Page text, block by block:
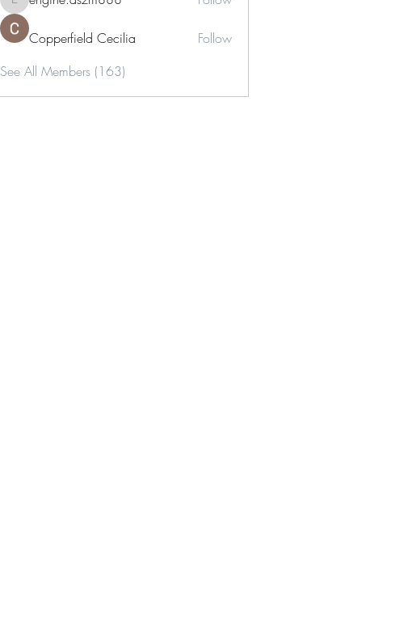
engine.aszm888
Copperfield Cecilia
Follow
See All Members (163)